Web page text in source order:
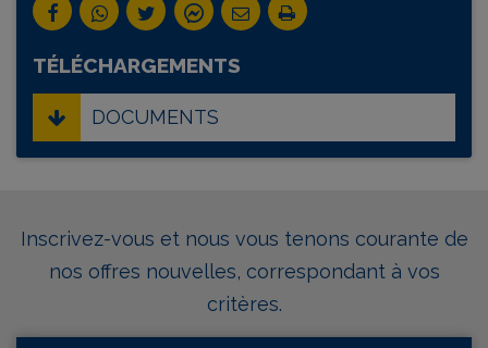
TÉLÉCHARGEMENTS
DOCUMENTS
Inscrivez-vous et nous vous tenons courante de
nos offres nouvelles, correspondant à vos
critères.